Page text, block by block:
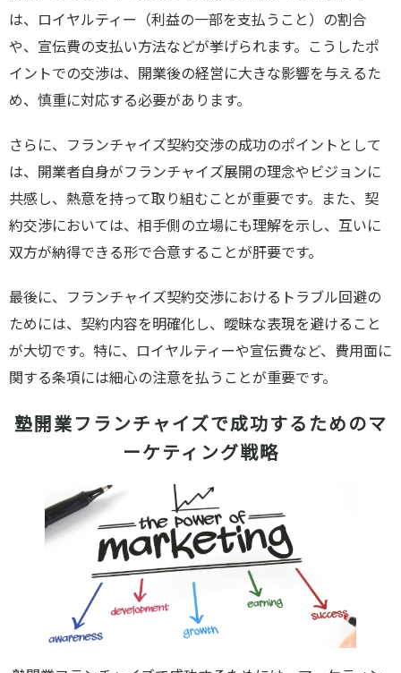
は、ロイヤルティー（利益の一部を支払うこと）の割合
や、宣伝費の支払い方法などが挙げられます。こうしたポ
イントでの交渉は、開業後の経営に大きな影響を与えるた
め、慎重に対応する必要があります。
さらに、フランチャイズ契約交渉の成功のポイントとして
は、開業者自身がフランチャイズ展開の理念やビジョンに
共感し、熱意を持って取り組むことが重要です。また、契
約交渉においては、相手側の立場にも理解を示し、互いに
双方が納得できる形で合意することが肝要です。
最後に、フランチャイズ契約交渉におけるトラブル回避の
ためには、契約内容を明確化し、曖昧な表現を避けること
が大切です。特に、ロイヤルティーや宣伝費など、費用面に
関する条項には細心の注意を払うことが重要です。
塾開業フランチャイズで成功するためのマ
ーケティング戦略